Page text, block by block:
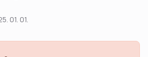
01. 01.